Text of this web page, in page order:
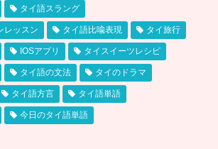
タイ語スラング
レッスン タイ語比喩表現 タイ旅行
IOSアプリ タイスイーツレシピ
タイ語の文法 タイのドラマ
タイ語方言 タイ語単語
今日のタイ語単語